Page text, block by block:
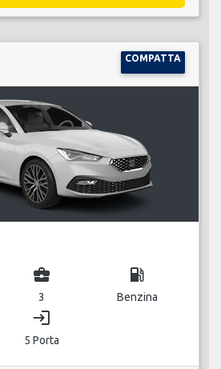
COMPATTA
business_center
3
local_gas_station
Benzina
login
5 Porta